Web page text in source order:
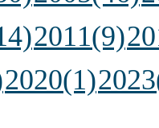
2011(9)
2020(1)